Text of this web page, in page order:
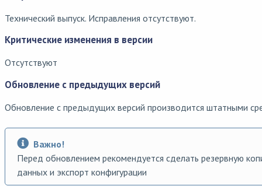
Технический выпуск. Исправления отсутствуют.
Критические изменения в версии
Отсутствуют
Обновление с предыдущих версий
Обновление с предыдущих версий производится штатными
Важно!
Перед обновлением рекомендуется сделать резервную
данных и экспорт конфигурации